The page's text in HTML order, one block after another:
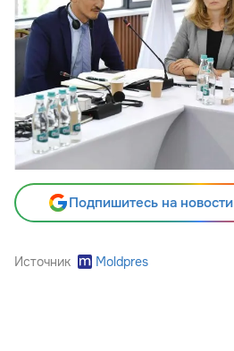
Подпишитесь на
Источник Moldpres